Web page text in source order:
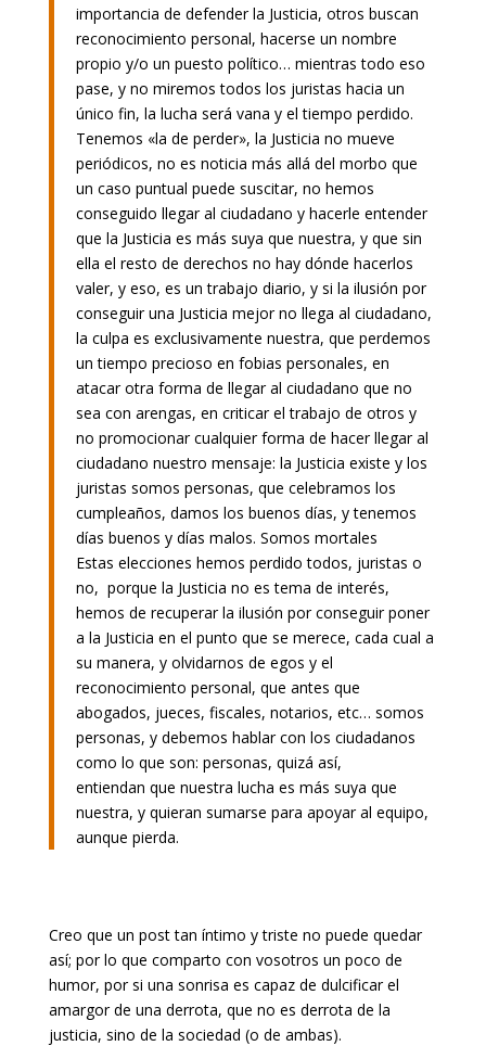
importancia de defender la Justicia, otros buscan
reconocimiento personal, hacerse un nombre
propio y/o un puesto político… mientras todo eso
pase, y no miremos todos los juristas hacia un
único fin, la lucha será vana y el tiempo perdido.
Tenemos «la de perder», la Justicia no mueve
periódicos, no es noticia más allá del morbo que
un caso puntual puede suscitar, no hemos
conseguido llegar al ciudadano y hacerle entender
que la Justicia es más suya que nuestra, y que sin
ella el resto de derechos no hay dónde hacerlos
valer, y eso, es un trabajo diario, y si la ilusión por
conseguir una Justicia mejor no llega al ciudadano,
la culpa es exclusivamente nuestra, que perdemos
un tiempo precioso en fobias personales, en
atacar otra forma de llegar al ciudadano que no
sea con arengas, en criticar el trabajo de otros y
no promocionar cualquier forma de hacer llegar al
ciudadano nuestro mensaje: la Justicia existe y los
juristas somos personas, que celebramos los
cumpleaños, damos los buenos días, y tenemos
días buenos y días malos. Somos mortales
Estas elecciones hemos perdido todos, juristas o
no, porque la Justicia no es tema de interés,
hemos de recuperar la ilusión por conseguir poner
a la Justicia en el punto que se merece, cada cual a
su manera, y olvidarnos de egos y el
reconocimiento personal, que antes que
abogados, jueces, fiscales, notarios, etc… somos
personas, y debemos hablar con los ciudadanos
como lo que son: personas, quizá así,
entiendan que nuestra lucha es más suya que
nuestra, y quieran sumarse para apoyar al equipo,
aunque pierda.
Creo que un post tan íntimo y triste no puede quedar
así; por lo que comparto con vosotros un poco de
humor, por si una sonrisa es capaz de dulcificar el
amargor de una derrota, que no es derrota de la
justicia, sino de la sociedad (o de ambas).